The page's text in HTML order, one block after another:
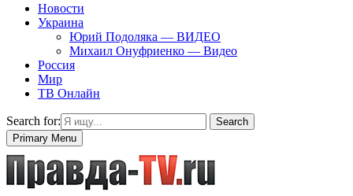
Новости
Украина
Юрий Подоляка — ВИДЕО
Михаил Онуфриенко — Видео
Россия
Мир
ТВ Онлайн
Search for:
Search
Primary Menu